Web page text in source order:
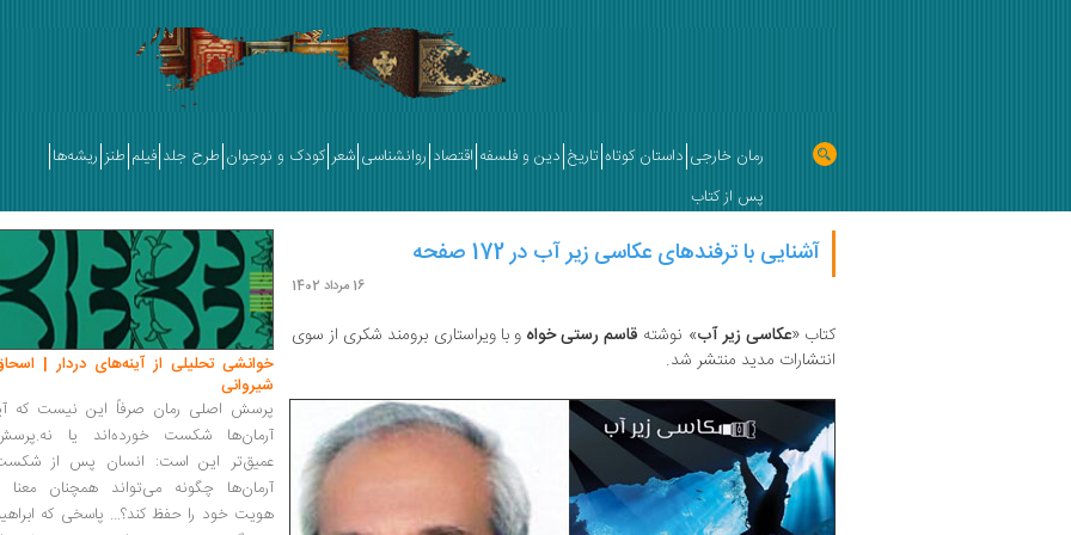
رمان خارجی داستان کوتاه تاریخ دین و فلسفه اقتصاد روانشناسی شعر کودک و نوجوان طرح جلد فیلم طنز ریشه‌ها
پس از کتاب
آشنایی با ترفندهای عکاسی زیر آب در 172 صفحه
16 مرداد 1402
کتاب «عکاسی زیر آب» نوشته قاسم رستی خواه و با ویراستاری برومند شکری از سوی
انتشارات مدید منتشر شد.
خوانشی تحلیلی از آینه‌های دردار |
شیروانی
پرسش اصلی رمان صرفاً این نیست که
آرمان‌ها شکست خورده‌اند یا
عمیق‌تر این است: انسان پس از
آرمان‌ها چگونه می‌تواند همچنان معنا
هویت خود را حفظ کند؟... پاسخی که